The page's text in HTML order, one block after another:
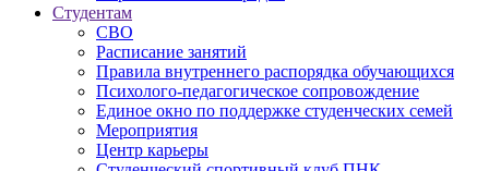
Студентам
СВО
Расписание занятий
Правила внутреннего распорядка обучающихся
Психолого-педагогическое сопровождение
Единое окно по поддержке студенческих семей
Мероприятия
Центр карьеры